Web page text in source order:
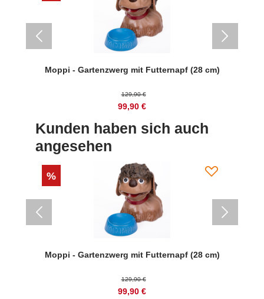
Moppi - Gartenzwerg mit Futternapf (28 cm)
129,90 €
99,90 €
Kunden haben sich auch
angesehen
%
Moppi - Gartenzwerg mit Futternapf (28 cm)
129,90 €
99,90 €